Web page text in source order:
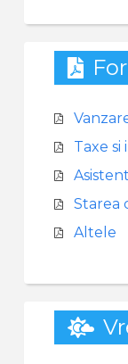
Taxe si
Starea
Altele